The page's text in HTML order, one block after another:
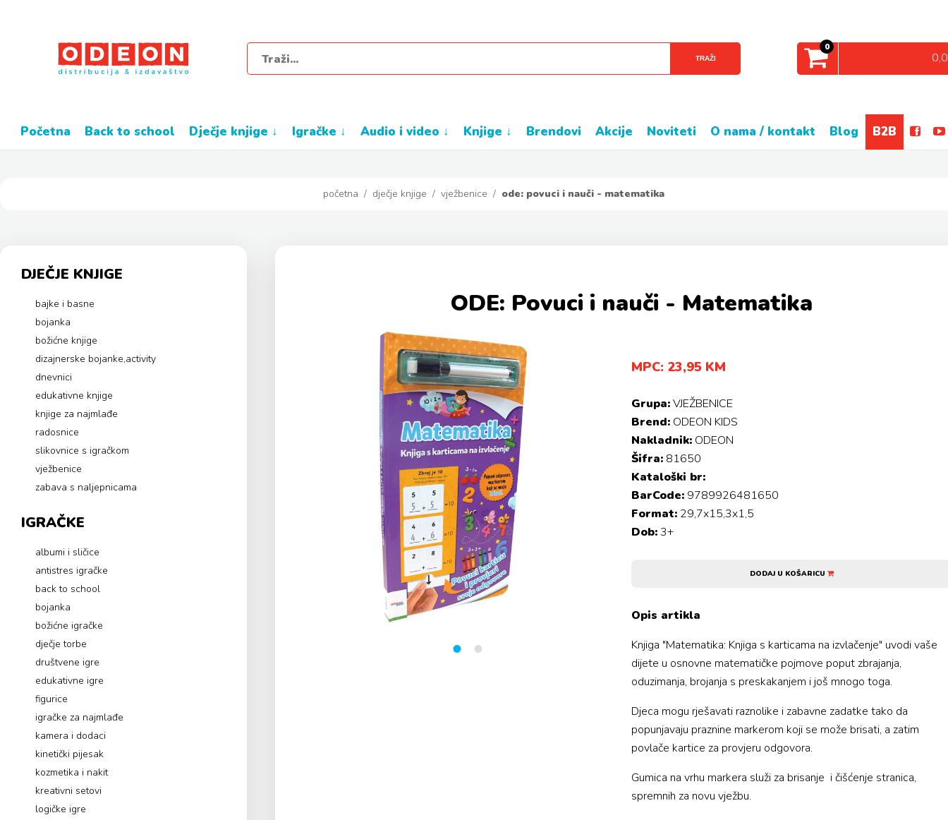
TRAŽI
0
početna back to school dječje knjige ↓ igračke ↓ audio i video ↓ knjige ↓ brendovi akcije noviteti o nama / kontakt blog B2B
početna / dječje knjige / vježbenice / ode: povuci i nauči - matematika
DJEČJE KNJIGE
bajke i basne
bojanka
božićne knjige
dizajnerske bojanke,activity
dnevnici
edukativne knjige
knjige za najmlađe
radosnice
slikovnice s igračkom
vježbenice
zabava s naljepnicama
IGRAČKE
albumi i sličice
antistres igračke
back to school
bojanka
božićne igračke
dječje torbe
društvene igre
edukativne igre
figurice
igračke za najmlađe
kamera i dodaci
kinetički pijesak
kozmetika i nakit
kreativni setovi
logičke igre
ODE: Povuci i nauči - Matematika
MPC: 23,95 KM
Grupa:VJEŽBENICE
Brend: ODEON KIDS
Nakladnik: ODEON
Šifra: 81650
Kataloški br:
BarCode: 9789926481650
Format: 29,7x15,3x1,5
Dob:3+
DODAJ U KOŠARICU
Opis artikla
Knjiga "Matematika: Knjiga s karticama na izvlačenje" uvodi vaše
dijete u osnovne matematičke pojmove poput zbrajanja,
oduzimanja, brojanja s preskakanjem i još mnogo toga.
Djeca mogu rješavati raznolike i zabavne zadatke tako da
popunjavaju praznine markerom koji se može brisati, a zatim
povlače kartice za provjeru odgovora.
Gumica na vrhu markera služi za brisanje i čišćenje stranica,
spremnih za novu vježbu.